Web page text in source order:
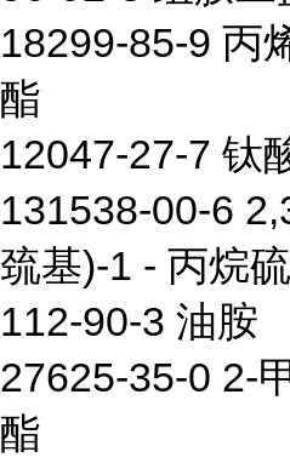
18299-85-9 丙
酯
12047-27-7 钛
131538-00-6
巯基)-1 - 丙烷
112-90-3 油胺
27625-35-0 2-
酯